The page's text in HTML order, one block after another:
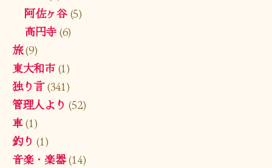
阿佐ヶ谷(5)
高円寺(6)
旅(9)
東大和市(1)
独り言(341)
管理人より (52)
車(1)
釣り (1)
音楽・楽器(14)